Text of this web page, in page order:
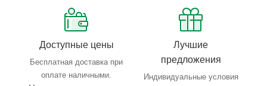
Доступные цены
Бесплатная доставка при
оплате наличными.
Лучшие
предложения
Индивидуальные условия